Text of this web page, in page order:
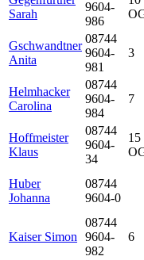
Sarah
9604-
986
Gschwandtner
Anita
08744
9604-
981
3
Helmhacker
Carolina
08744
9604-
984
7
Hoffmeister
Klaus
08744
9604-
34
15
Huber
Johanna
08744
9604-0
Kaiser Simon
08744
9604-
982
6